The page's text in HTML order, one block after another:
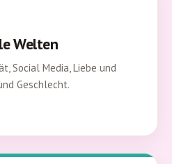
Welten
Social Media, Liebe und
Geschlecht.